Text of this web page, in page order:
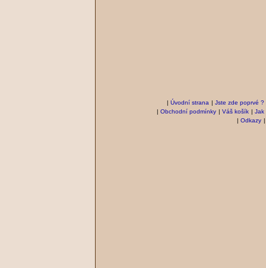
| Úvodní strana | Jste zde poprvé ?
| Obchodní podmínky | Váš košík | Jak
| Odkazy